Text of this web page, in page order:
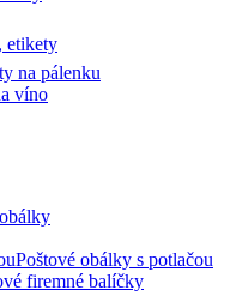
etikety
na pálenku
víno
Poštové obálky s potlačou
firemné balíčky